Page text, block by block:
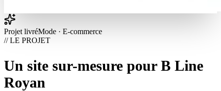
Projet livréMode · E-commerce
// LE PROJET
Un site sur-mesure pour B Line
Royan